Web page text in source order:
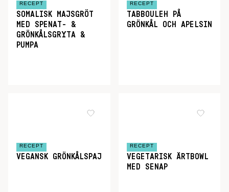
RECEPT
SOMALISK MAJSGRÖT
MED SPENAT- &
GRÖNKÅLSGRYTA &
PUMPA
RECEPT
TABBOULEH PÅ
GRÖNKÅL OCH APELSIN
RECEPT
VEGANSK GRÖNKÅLSPAJ
RECEPT
VEGETARISK ÄRTBOWL
MED SENAP